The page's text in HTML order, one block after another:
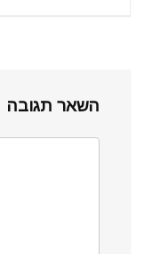
השאר תגובה